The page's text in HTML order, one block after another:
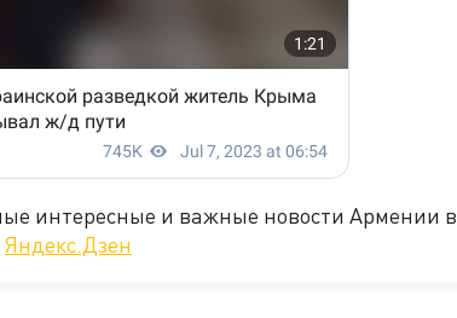
интересные и важные новости Армении в
Яндекс.Дзен